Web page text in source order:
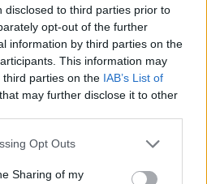
disclosed to third parties prior to
opt-out of the further
information by third parties on the
This information may
parties on the IAB’s List of
that may further disclose it to other
app uses one or more Google
behaviour. You may click to
Opt Outs
Sharing of my